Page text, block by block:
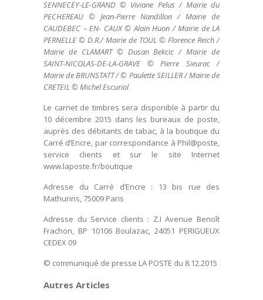
SENNECEY-LE-GRAND © Viviane Pelus / Mairie du
PECHEREAU © Jean-Pierre Nandillon / Mairie de
CAUDEBEC – EN- CAUX © Alain Huon / Mairie de LA
PERNELLE © D.R./ Mairie de TOUL © Florence Reich /
Mairie de CLAMART © Dusan Bekcic / Mairie de
SAINT-NICOLAS-DE-LA-GRAVE © Pierre Sieurac /
Mairie de BRUNSTATT / © Paulette SEILLER / Mairie de
CRETEIL © Michel Escuriol
Le carnet de timbres sera disponible à partir du
10 décembre 2015 dans les bureaux de poste,
auprès des débitants de tabac, à la boutique du
Carré d’Encre, par correspondance à Phil@poste,
service clients et sur le site Internet
www.laposte.fr/boutique
Adresse du Carré d’Encre : 13 bis rue des
Mathurins, 75009 Paris
Adresse du Service clients : Z.I Avenue Benoît
Frachon, BP 10106 Boulazac, 24051 PERIGUEUX
CEDEX 09
© communiqué de presse LA POSTE du 8.12.2015
Autres Articles